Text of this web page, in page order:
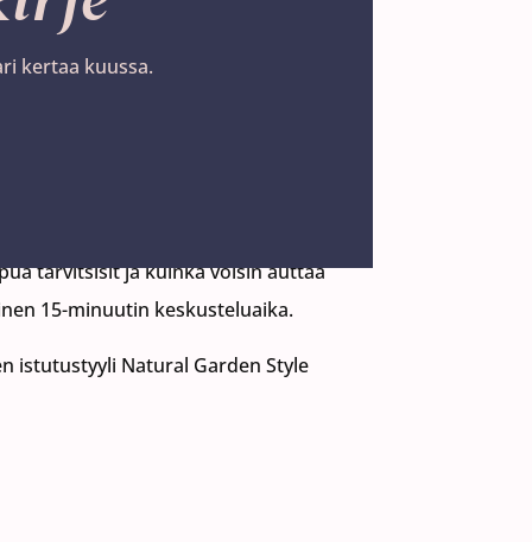
kertaa kuussa.
tarvitsisit ja kuinka voisin auttaa
15-minuutin keskusteluaika.